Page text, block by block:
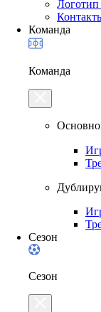
Логотип
Команда
Команда
Сезон
Сезон